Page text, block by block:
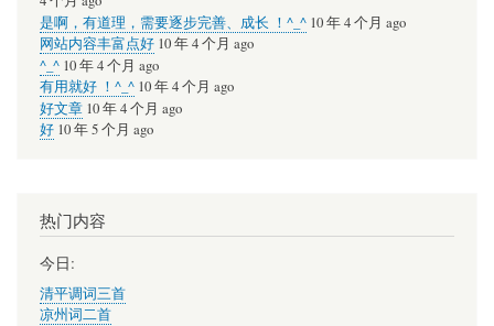
是啊，有道理，需要逐步完善、成长 ！^_^ 10 年 4 个月 ago
网站内容丰富点好 10 年 4 个月 ago
^_^ 10 年 4 个月 ago
有用就好 ！^_^ 10 年 4 个月 ago
好文章 10 年 4 个月 ago
好 10 年 5 个月 ago
热门内容
今日:
清平调词三首
凉州词二首